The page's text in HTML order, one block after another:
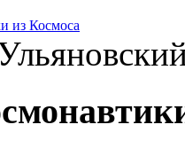
из Космоса